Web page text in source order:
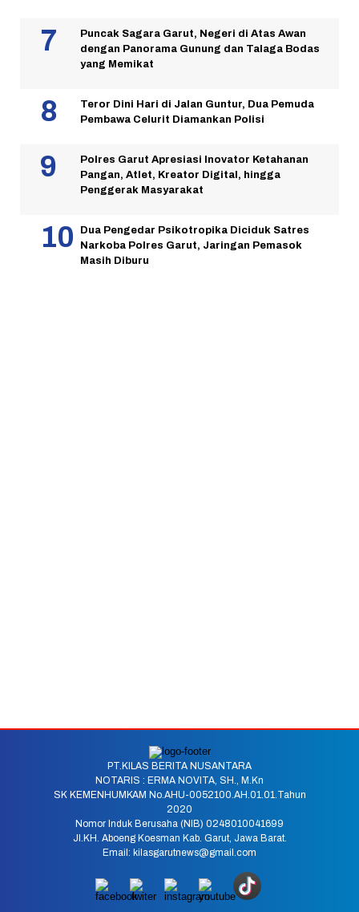
Puncak Sagara Garut, Negeri di Atas Awan
dengan Panorama Gunung dan Talaga Bodas
yang Memikat
Teror Dini Hari di Jalan Guntur, Dua Pemuda
Pembawa Celurit Diamankan Polisi
Polres Garut Apresiasi Inovator Ketahanan
Pangan, Atlet, Kreator Digital, hingga
Penggerak Masyarakat
Dua Pengedar Psikotropika Diciduk Satres
Narkoba Polres Garut, Jaringan Pemasok
Masih Diburu
PT.KILAS BERITA NUSANTARA
NOTARIS : ERMA NOVITA, SH., M.Kn
SK KEMENHUMKAM No.AHU-0052100.AH.01.01.Tahun
2020
Nomor Induk Berusaha (NIB) 0248010041699
Jl.KH. Aboeng Koesman Kab. Garut, Jawa Barat.
Email: kilasgarutnews@gmail.com